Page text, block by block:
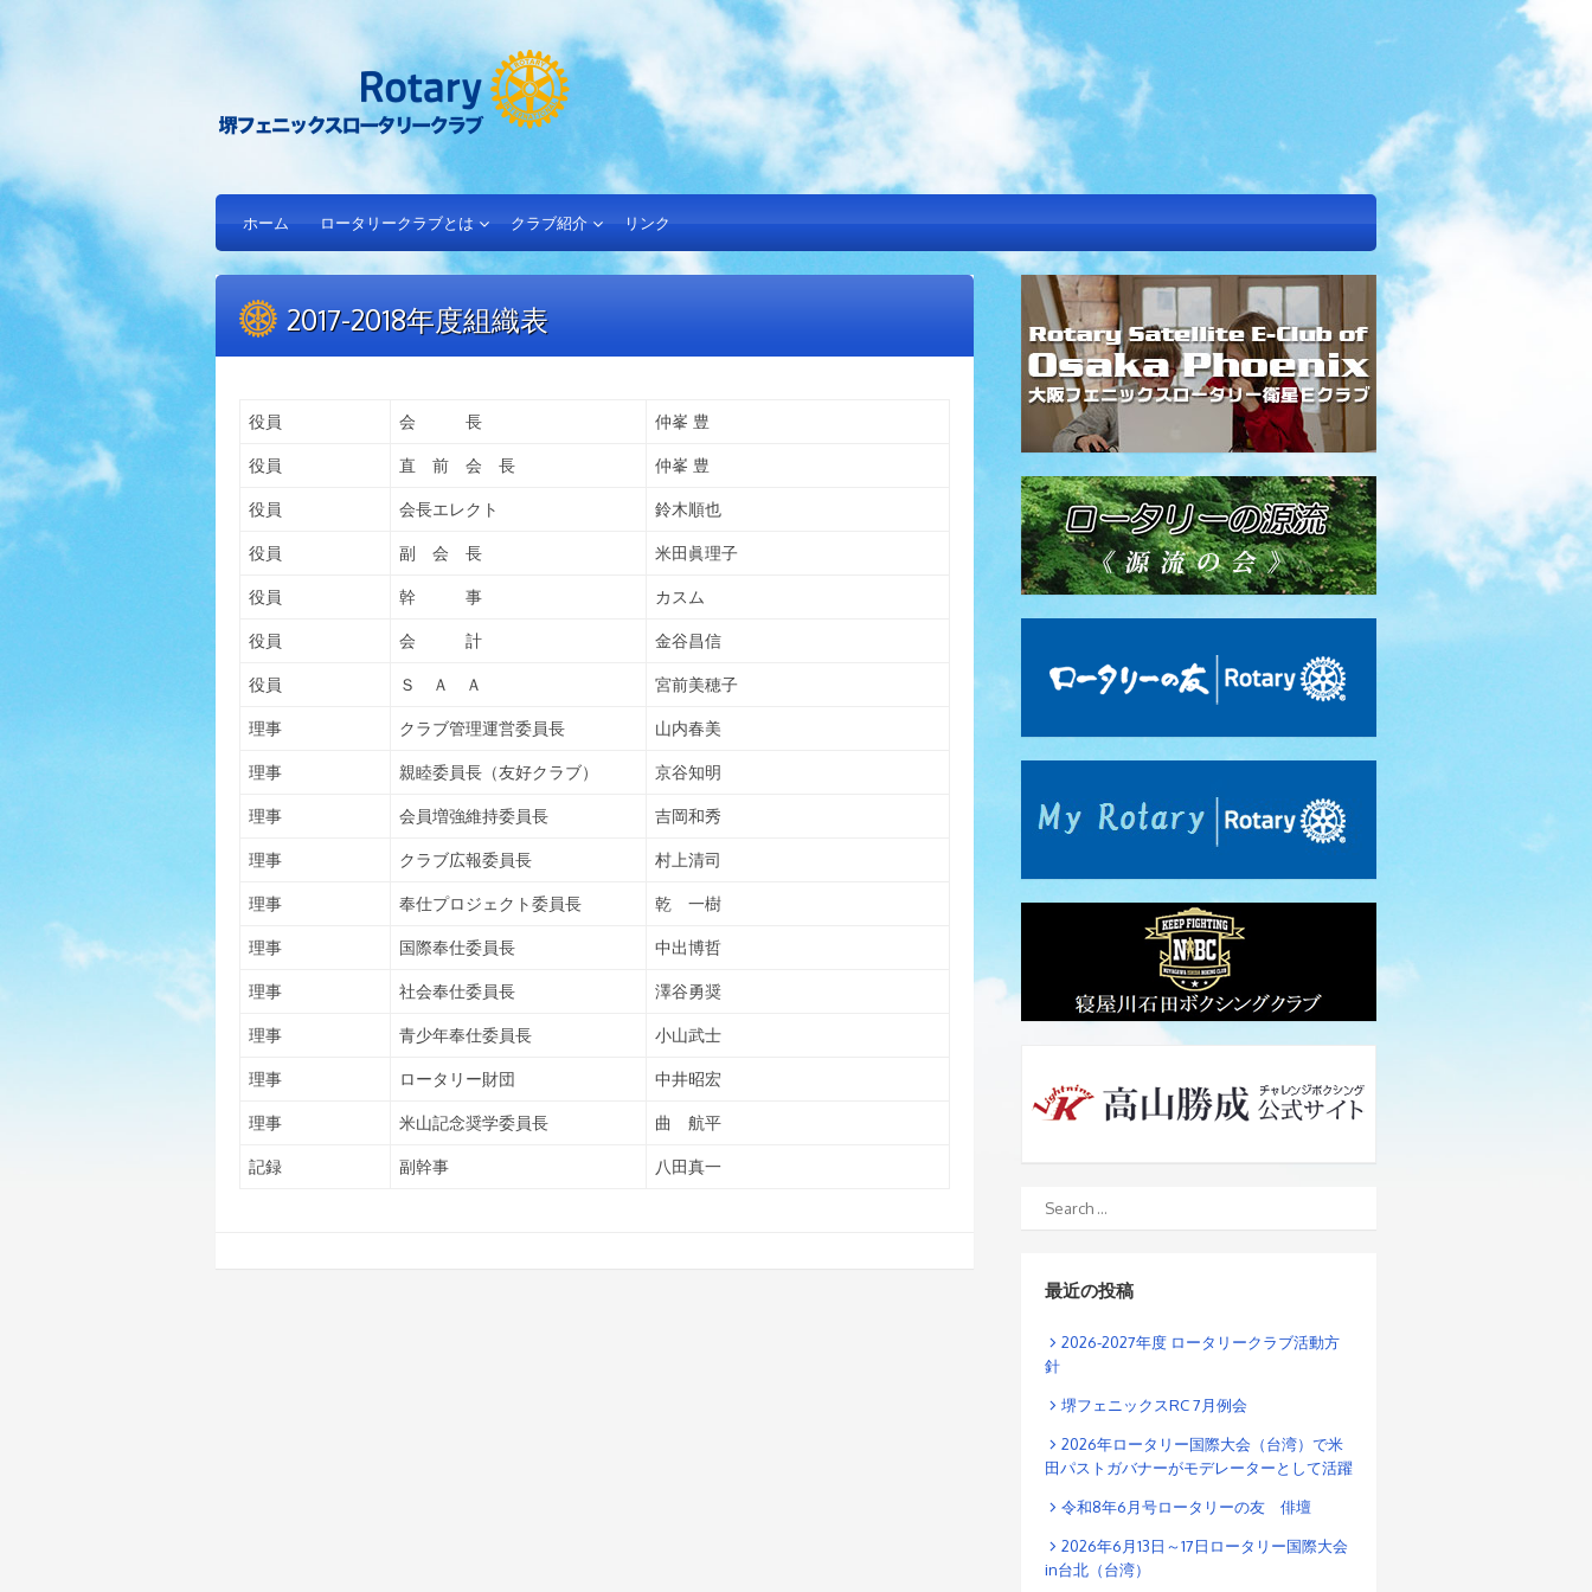
ホーム ロータリークラブとは クラブ紹介 リンク
2017-2018年度組織表
役員 会 長 仲峯 豊
役員 直 前 会 長 仲峯 豊
役員 会長エレクト 鈴木順也
役員 副 会 長 米田眞理子
役員 幹 事 カスム
役員 会 計 金谷昌信
役員 Ｓ Ａ Ａ 宮前美穂子
理事 クラブ管理運営委員長 山内春美
理事 親睦委員長（友好クラブ） 京谷知明
理事 会員増強維持委員長 吉岡和秀
理事 クラブ広報委員長 村上清司
理事 奉仕プロジェクト委員長 乾 一樹
理事 国際奉仕委員長 中出博哲
理事 社会奉仕委員長 澤谷勇奨
理事 青少年奉仕委員長 小山武士
理事 ロータリー財団 中井昭宏
理事 米山記念奨学委員長 曲 航平
記録 副幹事 八田真一
最近の投稿
2026-2027年度 ロータリークラブ活動方
針
堺フェニックスRC 7月例会
2026年ロータリー国際大会（台湾）で米
田パストガバナーがモデレーターとして活躍
令和8年6月号ロータリーの友 俳壇
2026年6月13日～17日ロータリー国際大会
in台北（台湾）